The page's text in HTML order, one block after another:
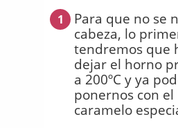
1
Para que no se
cabeza, lo
tendremos que
dejar el horno
a 200ºC y ya
ponernos con el
caramelo